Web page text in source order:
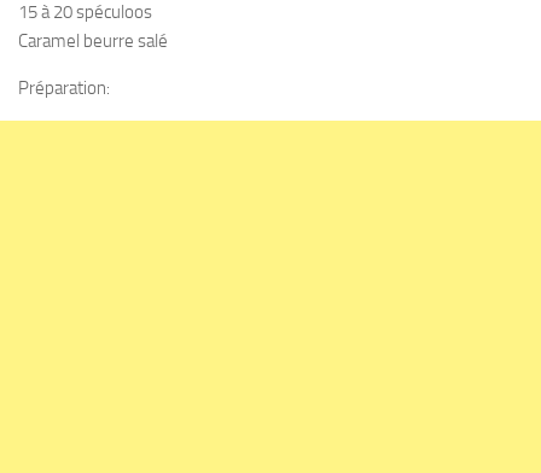
15 à 20 spéculoos
Caramel beurre salé
Préparation: